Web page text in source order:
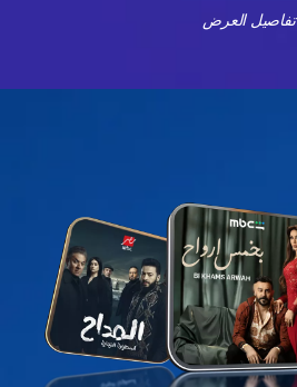
تفاصيل العرض